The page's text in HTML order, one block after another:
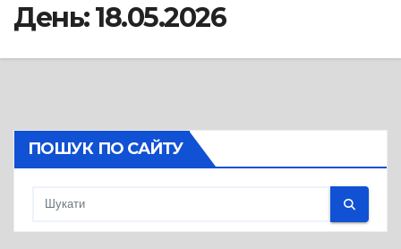
День:18.05.2026
ПОШУК ПО САЙТУ